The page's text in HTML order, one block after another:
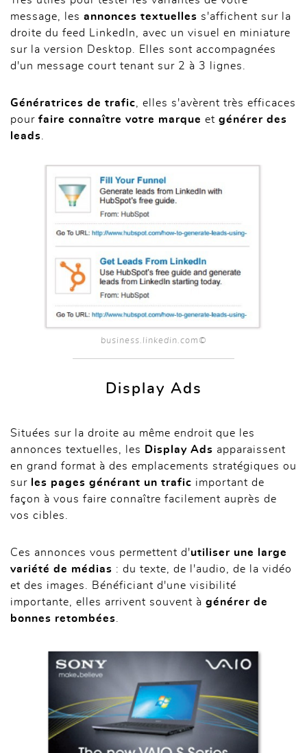
message, les annonces textuelles s'affichent sur la
droite du feed LinkedIn, avec un visuel en miniature
sur la version Desktop. Elles sont accompagnées
d'un message court tenant sur 2 à 3 lignes.
Génératrices de trafic , elles s'avèrent très efficaces
pour faire connaître votre marque et générer des
leads
business.linkedin.com©
Display Ads
Situées sur la droite au même endroit que les
annonces textuelles, les
Display Ads apparaissent
en grand format à des emplacements stratégiques ou
sur
les pages générant un trafic important de
façon à vous faire connaître facilement auprès de
vos cibles.
Ces annonces vous permettent d'utiliser une large
variété de médias : du texte, de l'audio, de la vidéo
et des images. Bénéficiant d'une visibilité
importante, elles arrivent souvent à générer de
bonnes retombées